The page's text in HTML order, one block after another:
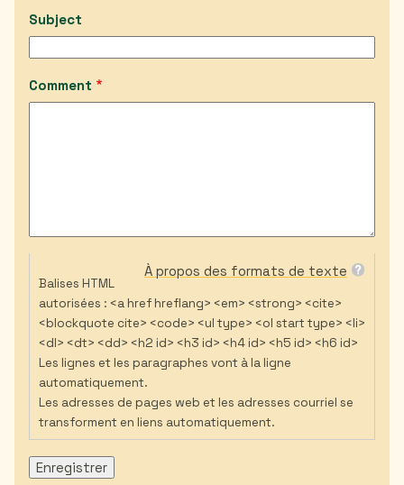
Subject
Comment
À propos des formats de texte
Balises HTML
autorisées : <a href hreflang> <em> <strong> <cite>
<blockquote cite> <code> <ul type> <ol start type> <li>
<dl> <dt> <dd> <h2 id> <h3 id> <h4 id> <h5 id> <h6 id>
Les lignes et les paragraphes vont à la ligne
automatiquement.
Les adresses de pages web et les adresses courriel se
transforment en liens automatiquement.